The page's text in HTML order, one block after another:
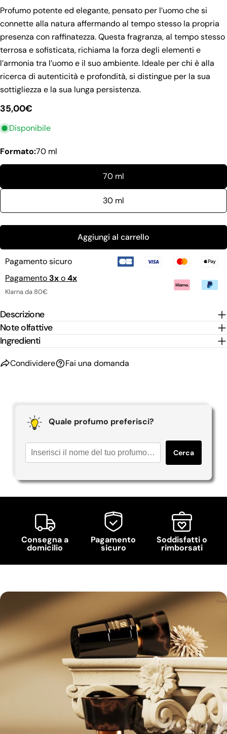
Profumo potente ed elegante, pensato per l’uomo che si
connette alla natura affermando al tempo stesso la propria
presenza con raffinatezza. Questa fragranza, al tempo stesso
terrosa e sofisticata, richiama la forza degli elementi e
l’armonia tra l’uomo e il suo ambiente. Ideale per chi è alla
ricerca di autenticità e profondità, si distingue per la sua
sottigliezza e la sua lunga persistenza.
Prezzo
regolare
35,00€
Disponibile
Formato:70 ml
70 ml
30 ml
Aggiungi al carrello
Pagamento sicuro
Pagamento3xo4x
Klarna da 80€
Descrizione
Note olfattive
Ingredienti
Condividere
Condividi questo prodotto
Condividere
Fai una domanda
Fai una domanda
Il
tuo
email
tuo
Il
Invia domanda
Quale profumo preferisci?
Cerca
Consegna a
domicilio
Pagamento
sicuro
Soddisfatti o
rimborsati